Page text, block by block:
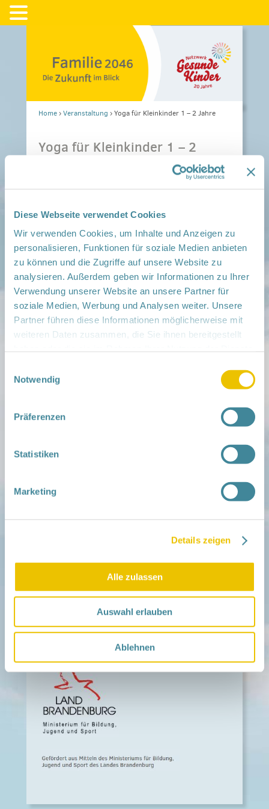
Diese Webseite verwendet Cookies
Wir verwenden Cookies, um Inhalte und Anzeigen zu
personalisieren, Funktionen für soziale Medien anbieten
zu können und die Zugriffe auf unsere Website zu
analysieren. Außerdem geben wir Informationen zu Ihrer
Verwendung unserer Website an unsere Partner für
soziale Medien, Werbung und Analysen weiter. Unsere
Partner führen diese Informationen möglicherweise mit
weiteren Daten zusammen, die Sie ihnen bereitgestellt
Notwendig
Präferenzen
Statistiken
Marketing
Details zeigen
Alle zulassen
Auswahl erlauben
Ablehnen
Home›Veranstaltung ›Yoga für Kleinkinder 1 – 2 Jahre
Yoga für Kleinkinder 1 – 2
Mitmachen
in der Schwangerschaft
Infos für Familien
Familien ehrenamtlich begleiten
Netzwerk-Kompass
Zu deiner Region
Aktuelles
Netzwerk-Nachrichten
Netzwerk
Über das Netzwerk
Leitbild
Träger und Förderer
Leichte Sprache
Datenschutz
Barrierefreiheit